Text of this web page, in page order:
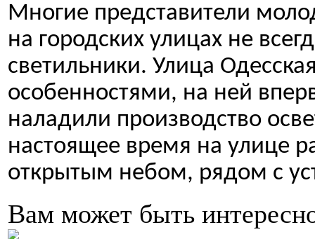
Многие представители
на городских улицах не
светильники. Улица
особенностями, на ней
наладили производство
настоящее время на улице
открытым небом, рядом с
Вам может быть